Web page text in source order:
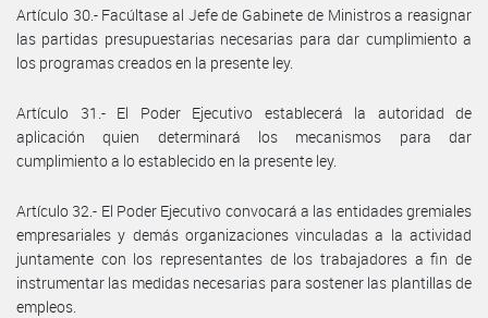
Artículo 30.- Facúltase al Jefe de Gabinete de Ministros a reasignar
las partidas presupuestarias necesarias para dar cumplimiento a
los programas creados en la presente ley.
Artículo 31.- El Poder Ejecutivo establecerá la autoridad de
aplicación quien determinará los mecanismos para dar
cumplimiento a lo establecido en la presente ley.
Artículo 32.- El Poder Ejecutivo convocará a las entidades gremiales
empresariales y demás organizaciones vinculadas a la actividad
juntamente con los representantes de los trabajadores a fin de
instrumentar las medidas necesarias para sostener las plantillas de
empleos.